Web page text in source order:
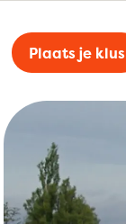
Plaats je klus